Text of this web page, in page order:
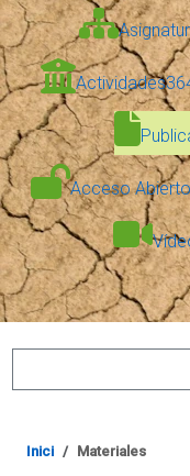
Actividades
Acceso Abierto
Inici Materiales